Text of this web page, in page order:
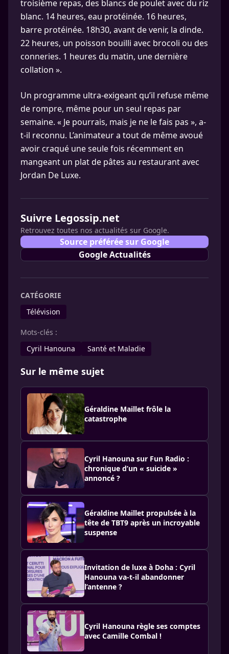
troisième repas, des blancs de poulet avec du riz
blanc. 14 heures, eau protéinée. 16 heures,
barre protéinée. 18h30, avant de venir, la dinde.
22 heures, un poisson bouilli avec brocoli ou des
conneries. 1 heures du matin, une dernière
collation ».
Un programme ultra-exigeant qu’il refuse même
de rompre, même pour un seul repas par
semaine. « Je pourrais, mais je ne le fais pas », a-
t-il reconnu. L’animateur a tout de même avoué
avoir craqué une seule fois récemment en
mangeant un plat de pâtes au restaurant avec
Jordan De Luxe.
Suivre Legossip.net
Retrouvez toutes nos actualités sur Google.
Source préférée sur Google
Google Actualités
CATÉGORIE
Télévision
Mots-clés :
Cyril Hanouna
Santé et Maladie
Sur le même sujet
Géraldine Maillet frôle la
catastrophe
Cyril Hanouna sur Fun Radio :
chronique d’un « suicide »
annoncé ?
Géraldine Maillet propulsée à la
tête de TBT9 après un incroyable
suspense
Invitation de luxe à Doha : Cyril
Hanouna va-t-il abandonner
l’antenne ?
Cyril Hanouna règle ses comptes
avec Camille Combal !